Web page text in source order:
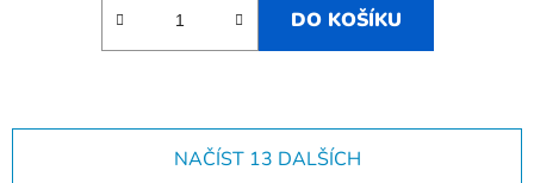
DO KOŠÍKU
NAČÍST 13 DALŠÍCH